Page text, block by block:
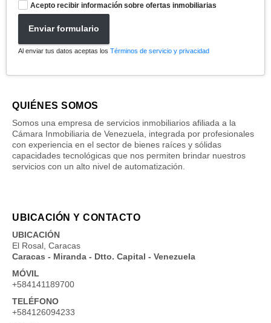
Acepto recibir información sobre ofertas inmobiliarias
Enviar formulario
Al enviar tus datos aceptas los Términos de servicio y privacidad
QUIÉNES SOMOS
Somos una empresa de servicios inmobiliarios afiliada a la
Cámara Inmobiliaria de Venezuela, integrada por profesionales
con experiencia en el sector de bienes raíces y sólidas
capacidades tecnológicas que nos permiten brindar nuestros
servicios con un alto nivel de automatización.
UBICACIÓN Y CONTACTO
UBICACIÓN
El Rosal, Caracas
Caracas - Miranda - Dtto. Capital - Venezuela
MÓVIL
+584141189700
TELÉFONO
+584126094233